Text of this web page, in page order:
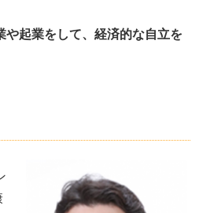
や起業をして、経済的な自立を